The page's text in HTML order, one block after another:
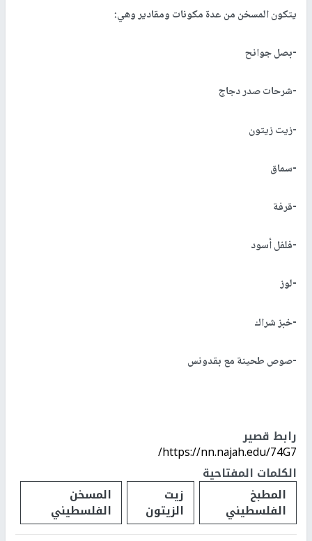
يتكون المسخن من عدة مكونات ومقادير وهي:
-بصل جوانح
-شرحات صدر دجاج
-زيت زيتون
-سماق
-قرفة
-فلفل أسود
-لوز
-خبز شراك
-صوص طحينة مع بقدونس
رابط قصير
https://nn.najah.edu/74G7/
الكلمات المفتاحية
المطبخ
الفلسطيني
زيت
الزيتون
المسخن
الفلسطيني